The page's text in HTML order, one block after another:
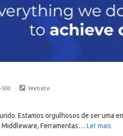
500 · Website
Estamos orgulhosos de ser uma
Ferramentas… Ler mais